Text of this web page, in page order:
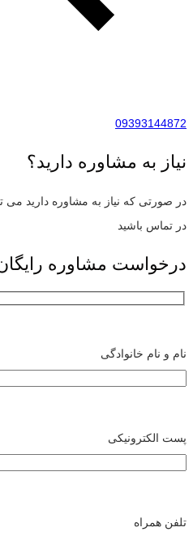
09393144872
نیاز به مشاوره دارید؟
در صورتی که نیاز به مشاوره دارید می
در تماس باشید
درخواست مشاوره
نام و نام خانوادگی
پست الکترونیکی
تلفن همراه